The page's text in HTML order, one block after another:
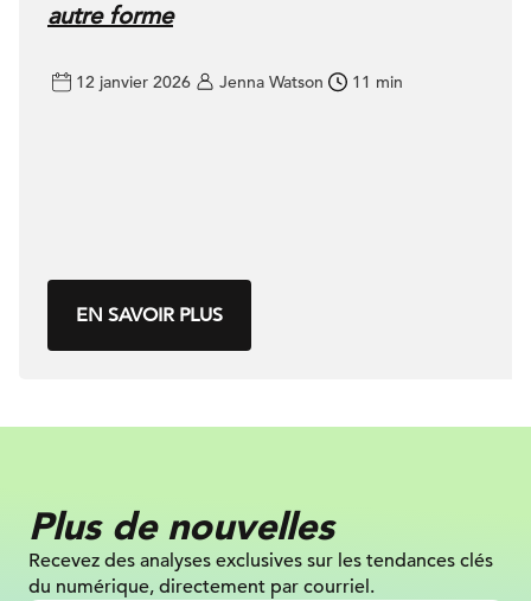
autre forme
12 janvier 2026 Jenna Watson 11 min
EN SAVOIR PLUS
Plus de nouvelles
Recevez des analyses exclusives sur les tendances clés
du numérique, directement par courriel.